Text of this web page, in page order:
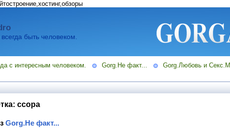
быть человеком.
с интересным человеком. Gorg.Не факт... Gorg.Любовь и
ссора
Gorg.Не факт...